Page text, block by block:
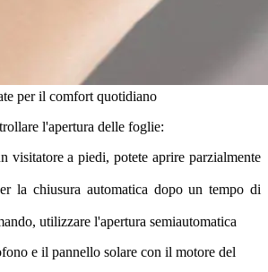
per il comfort quotidiano
l'apertura delle foglie:
visitatore a piedi, potete aprire parzialmente
la chiusura automatica dopo un tempo di
utilizzare l'apertura semiautomatica
e il pannello solare con il motore del